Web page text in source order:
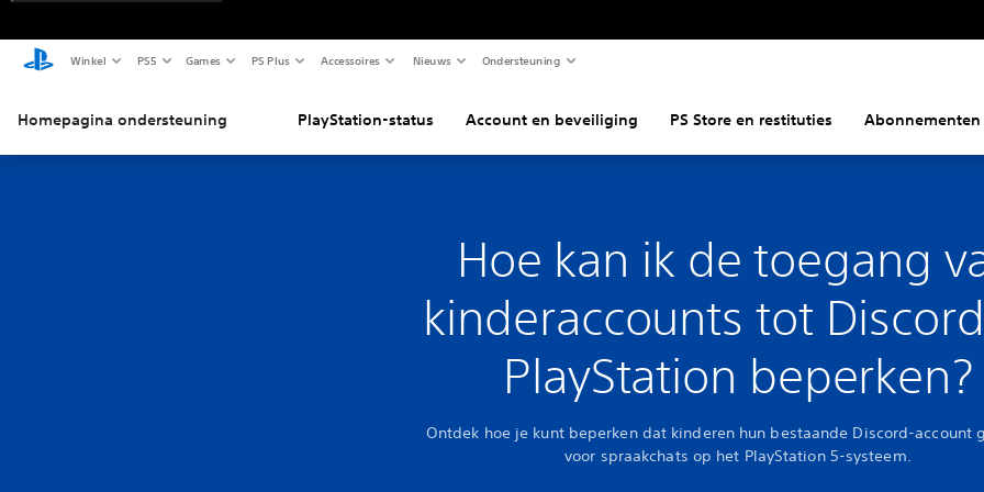
Winkel PS5 Games PS Plus Accessoires Nieuws Ondersteuning
Homepagina ondersteuning PlayStation-status Account en beveiliging PS Store en restituties Abonnementen
Hoe kan ik de toegang
kinderaccounts tot
PlayStation beperken?
Ontdek hoe je kunt beperken dat kinderen hun bestaande Discord-account
voor spraakchats op het PlayStation 5-systeem.